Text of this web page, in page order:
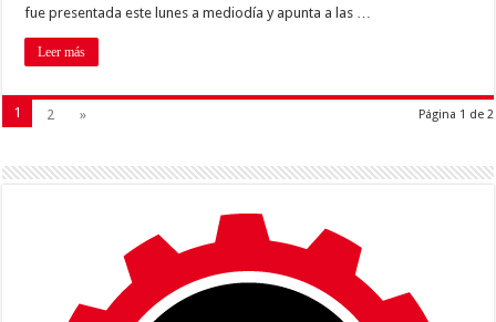
fue presentada este lunes a mediodía y apunta a las …
Leer más
Página 1 de 2
1 2 »